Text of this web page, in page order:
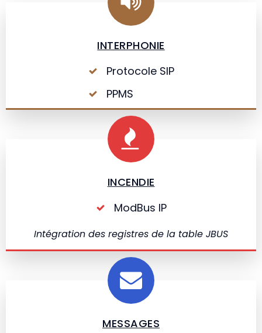
INTERPHONIE
Protocole SIP
PPMS
INCENDIE
ModBus IP
Intégration des registres de la table JBUS
MESSAGES